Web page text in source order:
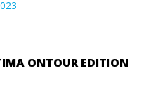
ONTOUR EDITION